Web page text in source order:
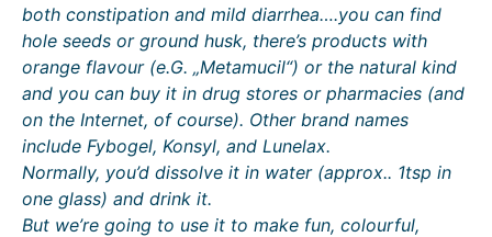
both constipation and mild diarrhea….you can find
hole seeds or ground husk, there’s products with
orange flavour (e.G. „Metamucil“) or the natural kind
and you can buy it in drug stores or pharmacies (and
on the Internet, of course). Other brand names
include Fybogel, Konsyl, and Lunelax.
Normally, you’d dissolve it in water (approx.. 1tsp in
one glass) and drink it.
But we’re going to use it to make fun, colourful,